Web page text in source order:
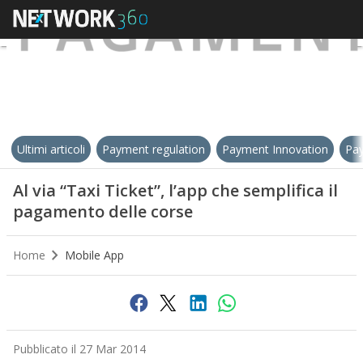
Ultimi articoli Payment regulation Payment Innovation
Al via “Taxi Ticket”, l’app che semplifica il
pagamento delle corse
Home Mobile App
Pubblicato il 27 Mar 2014